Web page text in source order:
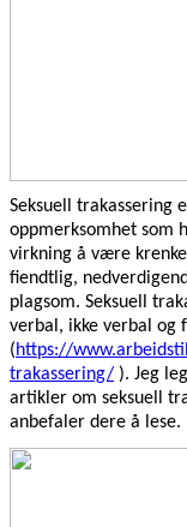
Seksuell trakassering
oppmerksomhet som
virkning å være
fiendtlig,
plagsom. Seksuell
verbal, ikke verbal og
(https://
trakassering/ ). Jeg
artikler om seksuell
anbefaler dere å lese.